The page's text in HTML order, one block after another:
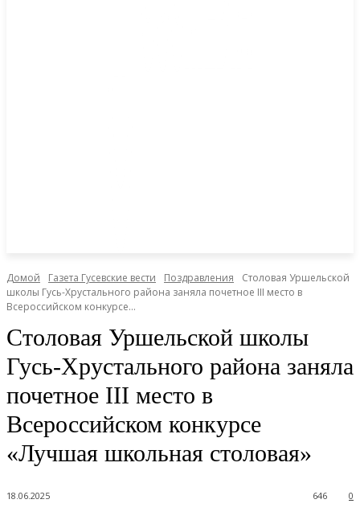
Домой Газета Гусевские вести Поздравления
Столовая Уршельской
школы Гусь-Хрустального района заняла почетное III место в
Всероссийском конкурсе...
Столовая Уршельской школы
Гусь-Хрустального района заняла
почетное III место в
Всероссийском конкурсе
«Лучшая школьная столовая»
18.06.2025 0
646